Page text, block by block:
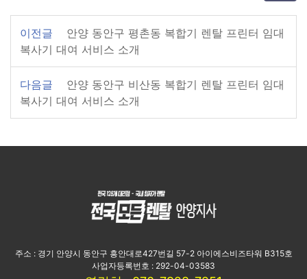
이전글
안양 동안구 평촌동 복합기 렌탈 프린터 임대
복사기 대여 서비스 소개
다음글
안양 동안구 비산동 복합기 렌탈 프린터 임대
복사기 대여 서비스 소개
주소 : 경기 안양시 동안구 흥안대로427번길 57-2 아이에스비즈타워 B315호
사업자등록번호 : 292-04-03583